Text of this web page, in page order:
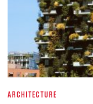
ARCHITECTURE